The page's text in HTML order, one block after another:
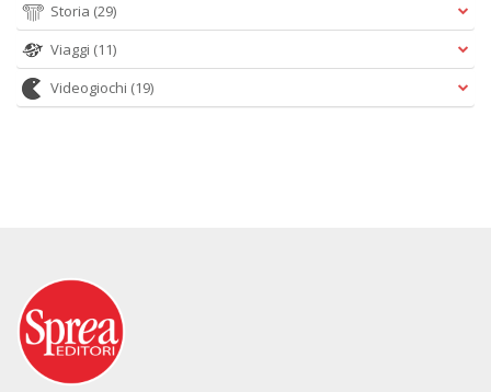
Storia (29)
Viaggi (11)
Videogiochi (19)